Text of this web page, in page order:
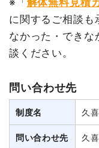
に関するご相談も
なかった・できな
談ください。
問い合わせ先
制度名 久
問い合わせ先 久